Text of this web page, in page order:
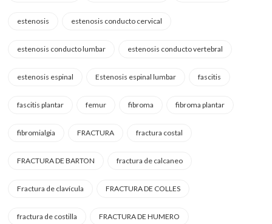
estenosis estenosis conducto cervical
estenosis conducto lumbar estenosis conducto vertebral
estenosis espinal Estenosis espinal lumbar fascitis
fascitis plantar femur fibroma fibroma plantar
fibromialgia FRACTURA fractura costal
FRACTURA DE BARTON fractura de calcaneo
Fractura de clavícula FRACTURA DE COLLES
fractura de costilla FRACTURA DE HUMERO